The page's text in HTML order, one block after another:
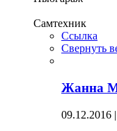
Самтехник
Ссылка
Свернуть
Жанна
09.12.2016